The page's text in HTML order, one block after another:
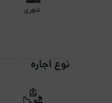
شهری
نوع اجاره